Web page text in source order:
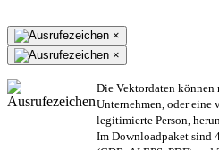
×
×
Die Vektordaten können
Unternehmen, oder eine
legitimierte Person,
Im Downloadpaket sind